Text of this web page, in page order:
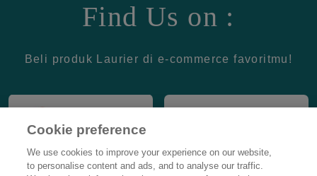
Find Us on :
Beli produk Laurier di e-commerce favoritmu!
Cookie preference
We use cookies to improve your experience on our website,
to personalise content and ads, and to analyse our traffic.